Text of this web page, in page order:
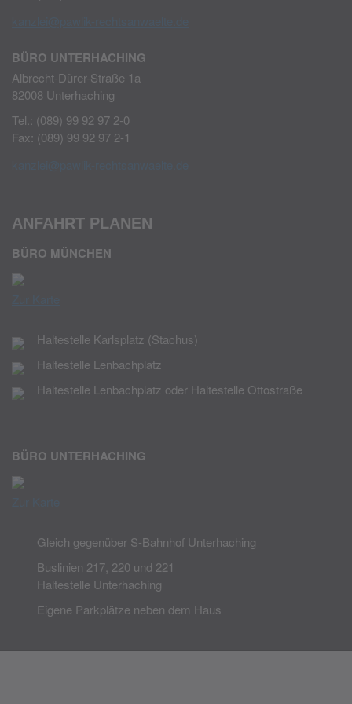
BÜRO UNTERHACHING
Albrecht-Dürer-Straße 1a
82008 Unterhaching
Tel.: (089) 99 92 97 2-0
Fax: (089) 99 92 97 2-1
ANFAHRT PLANEN
BÜRO MÜNCHEN
Haltestelle Karlsplatz (Stachus)
Haltestelle Lenbachplatz
Haltestelle Lenbachplatz oder Haltestelle Ottostraße
BÜRO UNTERHACHING
Gleich gegenüber S-Bahnhof Unterhaching
Buslinien 217, 220 und 221
Haltestelle Unterhaching
Eigene Parkplätze neben dem Haus